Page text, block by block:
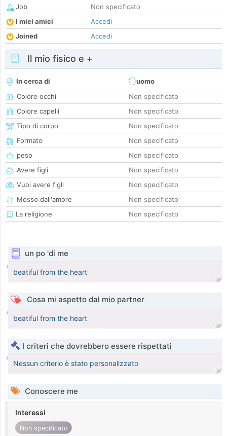
Job
Non specificato
I miei amici
Accedi
Joined
Accedi
Il mio fisico e +
In cerca di
uomo
Colore occhi
Non specificato
Colore capelli
Non specificato
Tipo di corpo
Non specificato
Formato
Non specificato
peso
Non specificato
Avere figli
Non specificato
Vuoi avere figli
Non specificato
Mosso dall'amore
Non specificato
La religione
Non specificato
un po 'di me
beatiful from the heart
Cosa mi aspetto dal mio partner
beatiful from the heart
I criteri che dovrebbero essere rispettati
Nessun criterio è stato personalizzato
Conoscere me
Interessi
Non specificato